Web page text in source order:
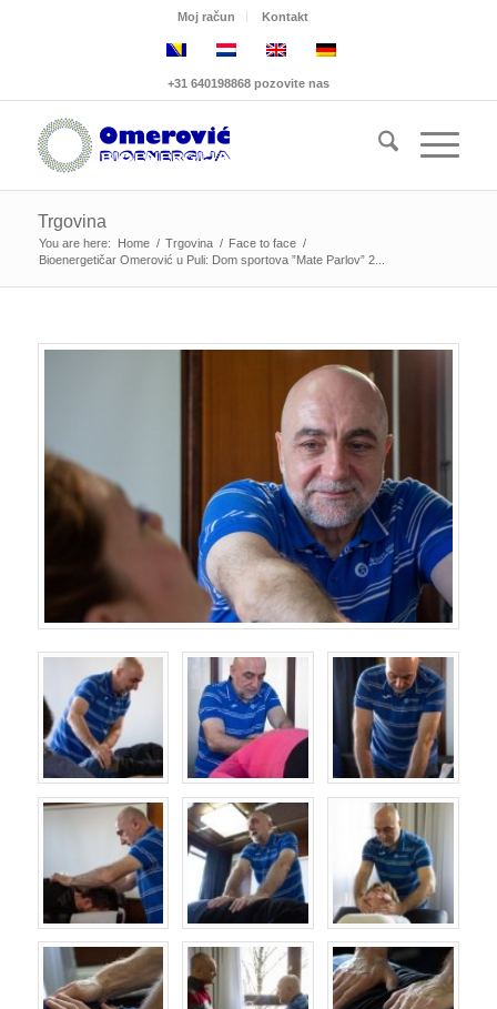
Moj račun Kontakt
+31 640198868 pozovite nas
Trgovina
You are here: Home / Trgovina / Face to face /
Bioenergetičar Omerović u Puli: Dom sportova ”Mate Parlov” 2...